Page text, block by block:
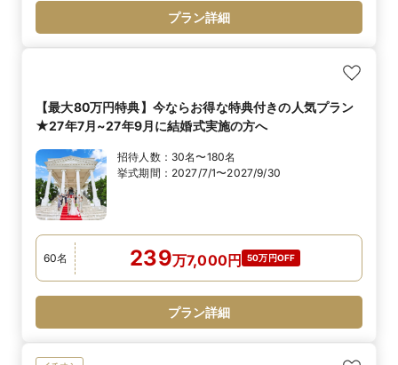
プラン詳細
【最大80万円特典】今ならお得な特典付きの人気プラン
★27年7月~27年9月に結婚式実施の方へ
招待人数： 30名〜180名
挙式期間： 2027/7/1〜2027/9/30
60名 239万7,000円 50万円OFF
プラン詳細